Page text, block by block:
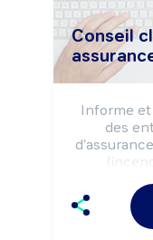
Conseil
Informe et
des
produits et